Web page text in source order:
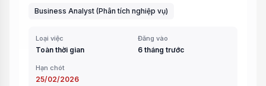
Business Analyst (Phân tích nghiệp vụ)
Loại việc
Toàn thời gian
Đăng vào
6 tháng trước
Hạn chót
25/02/2026